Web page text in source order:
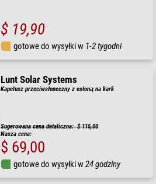
$ 19,90
gotowe do wysyłki w 1-2 tygodni
Lunt Solar Systems
Kapelusz przeciwsłoneczny z osłoną na kark
Sugerowana cena detaliczna: $ 115,00
Nasza cena:
$ 69,00
gotowe do wysyłki w24 godziny